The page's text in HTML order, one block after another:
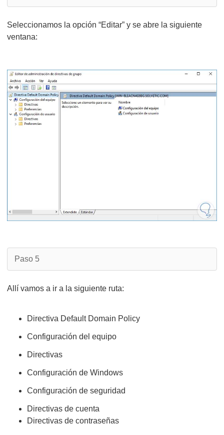
Seleccionamos la opción “Editar” y se abre la siguiente
ventana:
Paso 5
Allí vamos a ir a la siguiente ruta:
Directiva Default Domain Policy
Configuración del equipo
Directivas
Configuración de Windows
Configuración de seguridad
Directivas de cuenta
Directivas de contraseñas